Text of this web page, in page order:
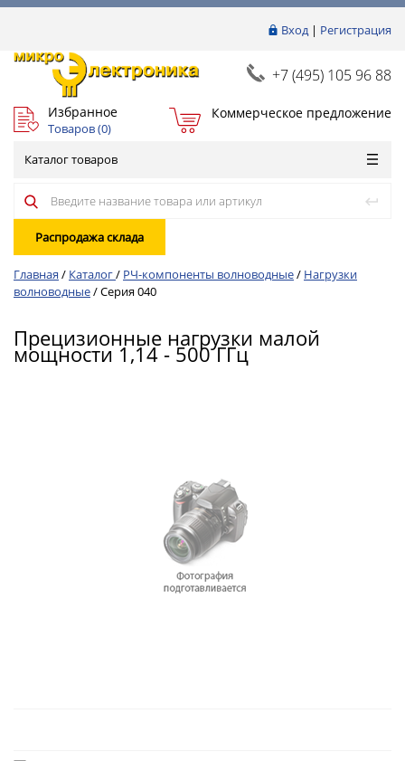
Вход| Регистрация
+7 (495) 105 96 88
Избранное
Товаров (0)
Коммерческое предложение
Каталог товаров
Распродажа склада
Главная / Каталог/ РЧ-компоненты волноводные/ Нагрузки
волноводные/Серия 040
Прецизионные нагрузки малой
мощности 1,14 - 500 ГГц